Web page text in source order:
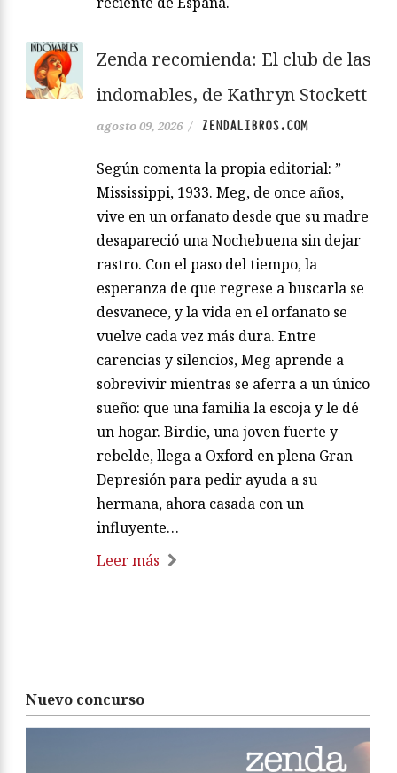
Zenda recomienda: El club de las
indomables, de Kathryn Stockett
agosto 09, 2026 / ZENDALIBROS.COM
Según comenta la propia editorial: ”
Mississippi, 1933. Meg, de once años,
vive en un orfanato desde que su madre
desapareció una Nochebuena sin dejar
rastro. Con el paso del tiempo, la
esperanza de que regrese a buscarla se
desvanece, y la vida en el orfanato se
vuelve cada vez más dura. Entre
carencias y silencios, Meg aprende a
sobrevivir mientras se aferra a un único
sueño: que una familia la escoja y le dé
un hogar. Birdie, una joven fuerte y
rebelde, llega a Oxford en plena Gran
Depresión para pedir ayuda a su
hermana, ahora casada con un
influyente…
Leer más
Nuevo concurso